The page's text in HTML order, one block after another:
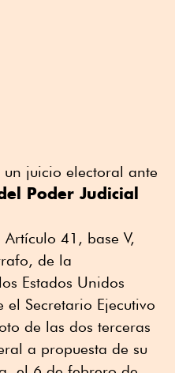
un juicio electoral ante
Poder Judicial
41, base V,
de la
Estados Unidos
el Secretario Ejecutivo
de las dos terceras
a propuesta de su